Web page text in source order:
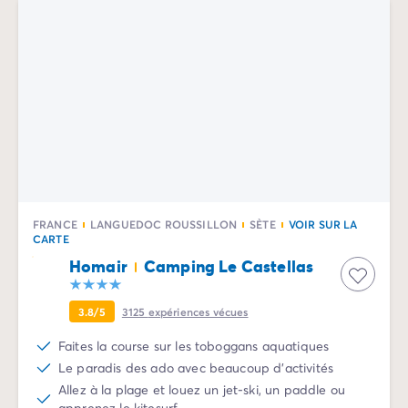
Camping Var
Camping Fréjus
Camping Hyères les Palmiers
Camping Lavandou
Camping Port Grimaud
Camping Saint-Raphaël
Camping Saint-Tropez
Camping Vaucluse
Camping Avignon
FRANCE LANGUEDOC ROUSSILLON SÈTE
VOIR SUR LA
CARTE
Homair Camping Le Castellas
3.8/5 3125 expériences vécues
Faites la course sur les toboggans aquatiques
Le paradis des ado avec beaucoup d'activités
Allez à la plage et louez un jet-ski, un paddle ou